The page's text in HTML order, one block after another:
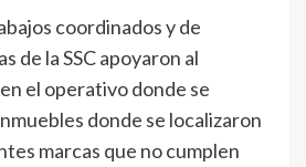
coordinados y de
de la SSC apoyaron al
el operativo donde se
donde se localizaron
marcas que no cumplen